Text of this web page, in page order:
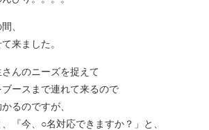
、
来ました。
んのニーズを捉えて
ースまで連れて来るので
るのですが、
『今、○名対応できますか？」と、